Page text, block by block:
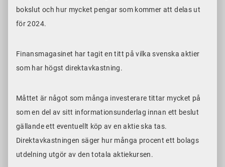
bokslut och hur mycket pengar som kommer att delas ut
för 2024.
Finansmagasinet har tagit en titt på vilka svenska aktier
som har högst direktavkastning.
Måttet är något som många investerare tittar mycket på
som en del av sitt informationsunderlag innan ett beslut
gällande ett eventuellt köp av en aktie ska tas.
Direktavkastningen säger hur många procent ett bolags
utdelning utgör av den totala aktiekursen.